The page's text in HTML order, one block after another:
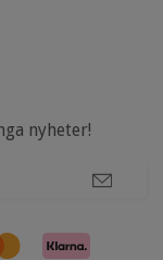
nyheter!